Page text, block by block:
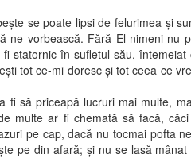
poate lipsi de felurimea şi
vorbească. Fără El nimeni nu
în sufletul său,
tot ce-mi doresc şi tot ceea ce
priceapă lucruri mai multe,
multe ar fi chemată să facă,
pe cap, dacă nu tocmai pofta
pe din afară; şi nu se lasă